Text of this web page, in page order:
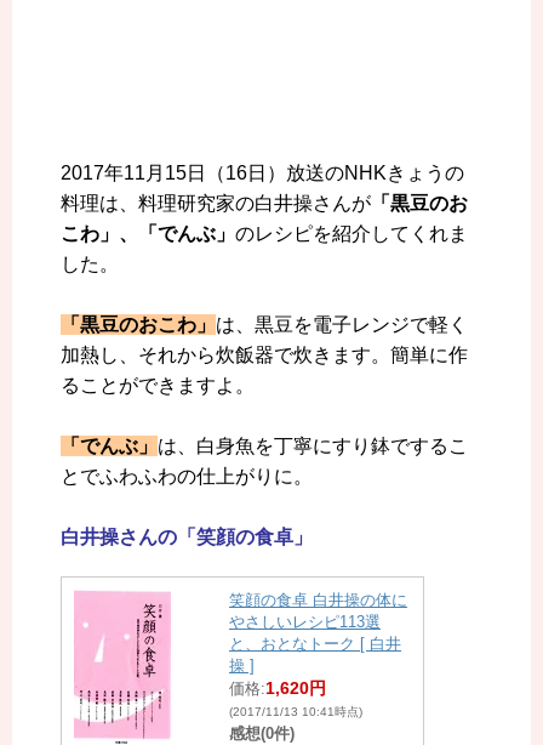
2017年11月15日（16日）放送のNHKきょうの
料理は、料理研究家の白井操さんが 「黒豆のお
こわ」、「でんぶ」 のレシピを紹介してくれま
した。
「黒豆のおこわ」 は、黒豆を電子レンジで軽く
加熱し、それから炊飯器で炊きます。簡単に作
ることができますよ。
「でんぶ」 は、白身魚を丁寧にすり鉢でするこ
とでふわふわの仕上がりに。
白井操さんの「笑顔の食卓」
笑顔の食卓 白井操の体に
やさしいレシピ113選
と、おとなトーク [ 白井
操 ]
価格:1,620円
(2017/11/13 10:41時点)
感想(0件)